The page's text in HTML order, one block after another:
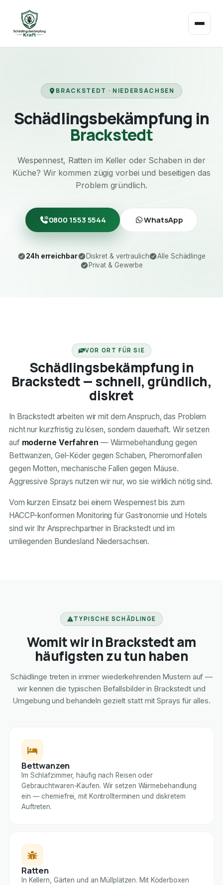
BRACKSTEDT · NIEDERSACHSEN
Schädlingsbekämpfung in
Brackstedt
Wespennest, Ratten im Keller oder Schaben in der
Küche? Wir kommen zügig vorbei und beseitigen das
Problem gründlich.
0800 1553 5544 WhatsApp
24h erreichbar Diskret & vertraulich
Alle Schädlinge
Privat & Gewerbe
VOR ORT FÜR SIE
Schädlingsbekämpfung in
Brackstedt — schnell, gründlich,
diskret
In Brackstedt arbeiten wir mit dem Anspruch, das Problem
nicht nur kurzfristig zu lösen, sondern dauerhaft. Wir setzen
auf moderne Verfahren — Wärmebehandlung gegen
Bettwanzen, Gel-Köder gegen Schaben, Pheromonfallen
gegen Motten, mechanische Fallen gegen Mäuse.
Aggressive Sprays nutzen wir nur, wo sie wirklich nötig sind.
Vom kurzen Einsatz bei einem Wespennest bis zum
HACCP-konformen Monitoring für Gastronomie und Hotels
sind wir Ihr Ansprechpartner in Brackstedt und im
umliegenden Bundesland Niedersachsen.
TYPISCHE SCHÄDLINGE
Womit wir in Brackstedt am
häufigsten zu tun haben
Schädlinge treten in immer wiederkehrenden Mustern auf —
wir kennen die typischen Befallsbilder in Brackstedt und
Umgebung und behandeln gezielt statt mit Sprays für alles.
Bettwanzen
Im Schlafzimmer, häufig nach Reisen oder
Gebrauchtwaren-Käufen. Wir setzen Wärmebehandlung
ein — chemiefrei, mit Kontrollterminen und diskretem
Auftreten.
Ratten
In Kellern, Gärten und an Müllplätzen. Mit Köderboxen